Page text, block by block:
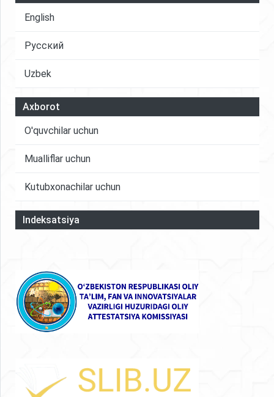
English
Русский
Uzbek
Axborot
O'quvchilar uchun
Mualliflar uchun
Kutubxonachilar uchun
Indeksatsiya